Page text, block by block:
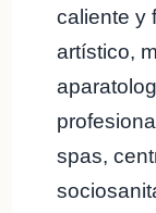
caliente y
artístico,
spas,